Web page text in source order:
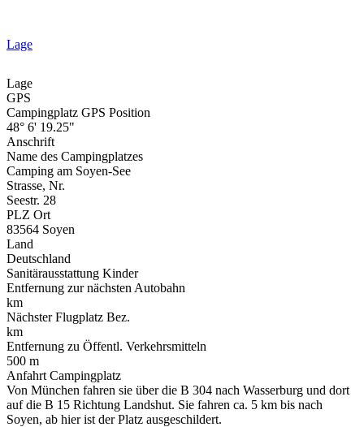
Lage
Lage
GPS
Campingplatz GPS Position
48° 6' 19.25"
Anschrift
Name des Campingplatzes
Camping am Soyen-See
Strasse, Nr.
Seestr. 28
PLZ Ort
83564 Soyen
Land
Deutschland
Sanitärausstattung Kinder
Entfernung zur nächsten Autobahn
km
Nächster Flugplatz Bez.
km
Entfernung zu Öffentl. Verkehrsmitteln
500 m
Anfahrt Campingplatz
Von München fahren sie über die B 304 nach Wasserburg und dort
auf die B 15 Richtung Landshut. Sie fahren ca. 5 km bis nach
Soyen, ab hier ist der Platz ausgeschildert.